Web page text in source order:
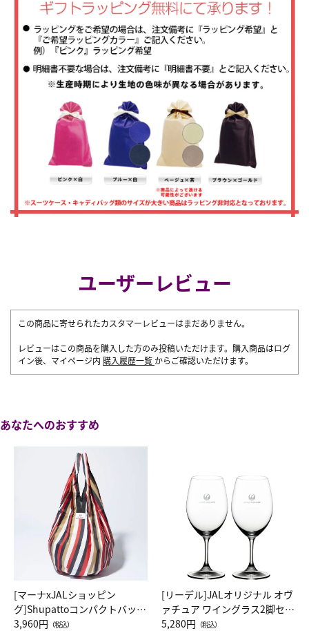
ユーザーレビュー
この商品に寄せられたカスタマーレビューはまだありません。
レビューはこの商品を購入した方のみ投稿いただけます。購入商品はログ
イン後、マイページ内 購入履歴一覧 からご確認いただけます。
あなたへのおすすめ
[マーナxJALショッピン
グ]Shupattoコンパクトバッグ
Drop JAL客室乗務員（LC）ス
3,960円 （税込）
[リーデル]JALオリジナル オヴ
ァチュア ワイングラス2脚セッ
ト（レッドワイン）
5,280円 （税込）